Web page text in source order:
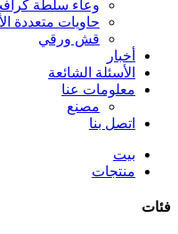
وعاء سلطة
حاويات متعددة
قش ورقي
أخبار
الأسئلة الشائعة
معلومات عنا
مصنع
اتصل بنا
بيت
منتجات
فئات